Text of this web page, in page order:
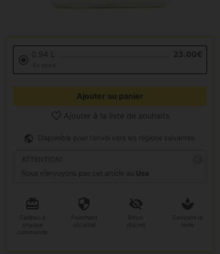
0.94 L 23.00€
En stock
Ajouter au panier
Ajouter à la liste de souhaits
Disponible pour l'envoi vers les régions suivantes.
ATTENTION!
Nous n'envoyons pas cet article au Usa
Cadeau à
chaque
commande
Paiement
sécurisé
Envoi
discret
Sauvons la
terre